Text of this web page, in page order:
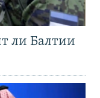
ли Балтии